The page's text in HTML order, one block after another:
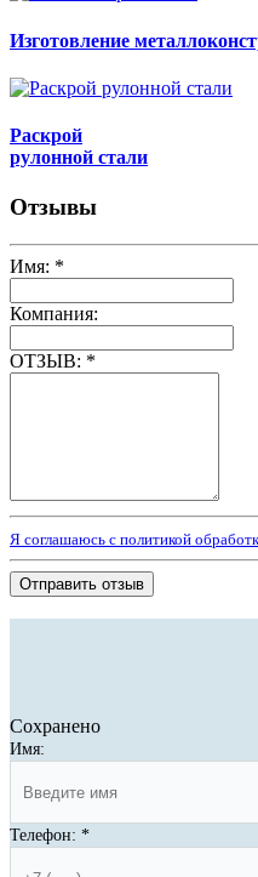
Изготовление
Раскрой
рулонной стали
Отзывы
Имя: *
Компания:
ОТЗЫВ: *
Я соглашаюсь с политикой
Отправить отзыв
Сохранено
Имя:
Телефон: *